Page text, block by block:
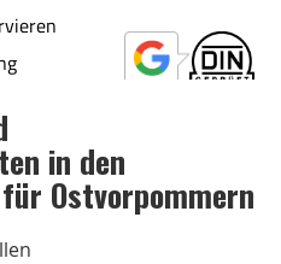
in den
Ostvorpommern